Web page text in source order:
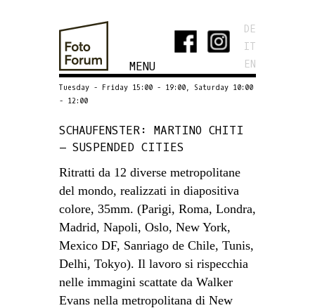
MENU
DE
IT
EN
Tuesday - Friday 15:00 - 19:00, Saturday 10:00
- 12:00
SCHAUFENSTER: MARTINO CHITI
– SUSPENDED CITIES
Ritratti da 12 diverse metropolitane
del mondo, realizzati in diapositiva
colore, 35mm. (Parigi, Roma, Londra,
Madrid, Napoli, Oslo, New York,
Mexico DF, Sanriago de Chile, Tunis,
Delhi, Tokyo). Il lavoro si rispecchia
nelle immagini scattate da Walker
Evans nella metropolitana di New